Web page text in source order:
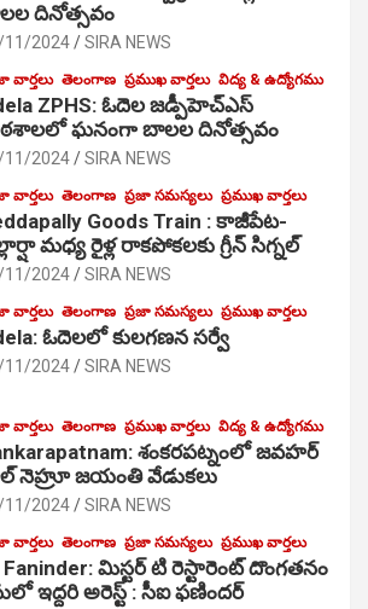
దినోత్సవం
11/2024 SIRA NEWS
వార్తలు తెలంగాణ ప్రముఖ వార్తలు విద్య & ఉద్యోగము
ZPHS: ఓదెల జ‌డ్పీహెచ్ఎస్
ఘనంగా బాలల దినోత్సవం
11/2024 SIRA NEWS
వార్తలు తెలంగాణ ప్రజా సమస్యలు ప్రముఖ వార్తలు
Goods Train : కాజీపేట-
మధ్య రైళ్ల రాకపోకలకు గ్రీన్ సిగ్నల్
11/2024 SIRA NEWS
వార్తలు తెలంగాణ ప్రజా సమస్యలు ప్రముఖ వార్తలు
ఓదెలలో కులగణన సర్వే
11/2024 SIRA NEWS
వార్తలు తెలంగాణ ప్రముఖ వార్తలు విద్య & ఉద్యోగము
శంకరపట్నంలో జవహర్
నెహ్రూ జయంతి వేడుకలు
11/2024 SIRA NEWS
వార్తలు తెలంగాణ ప్రజా సమస్యలు ప్రముఖ వార్తలు
Faninder: మిస్టర్ టి రెస్టారెంట్ దొంగతనం
ఇద్దరి అరెస్ట్ : సీఐ ఫణిందర్